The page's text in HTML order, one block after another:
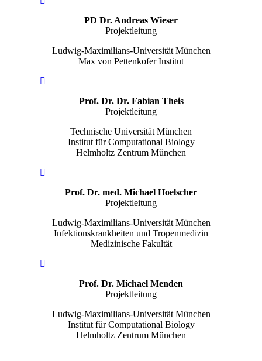
PD Dr. Andreas Wieser
Projektleitung
Ludwig-Maximilians-Universität München
Max von Pettenkofer Institut
Prof. Dr. Dr. Fabian Theis
Projektleitung
Technische Universität München
Institut für Computational Biology
Helmholtz Zentrum München
Prof. Dr. med. Michael Hoelscher
Projektleitung
Ludwig-Maximilians-Universität München
Infektionskrankheiten und Tropenmedizin
Medizinische Fakultät
Prof. Dr. Michael Menden
Projektleitung
Ludwig-Maximilians-Universität München
Institut für Computational Biology
Helmholtz Zentrum München